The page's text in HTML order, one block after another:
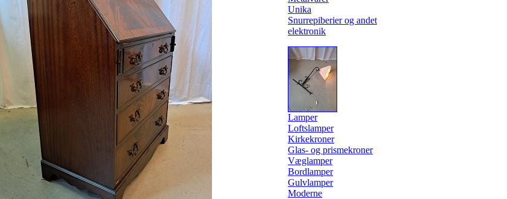
Unika
Snurrepiberier og andet
elektronik
Lamper
Loftslamper
Kirkekroner
Glas- og prismekroner
Væglamper
Bordlamper
Gulvlamper
Moderne